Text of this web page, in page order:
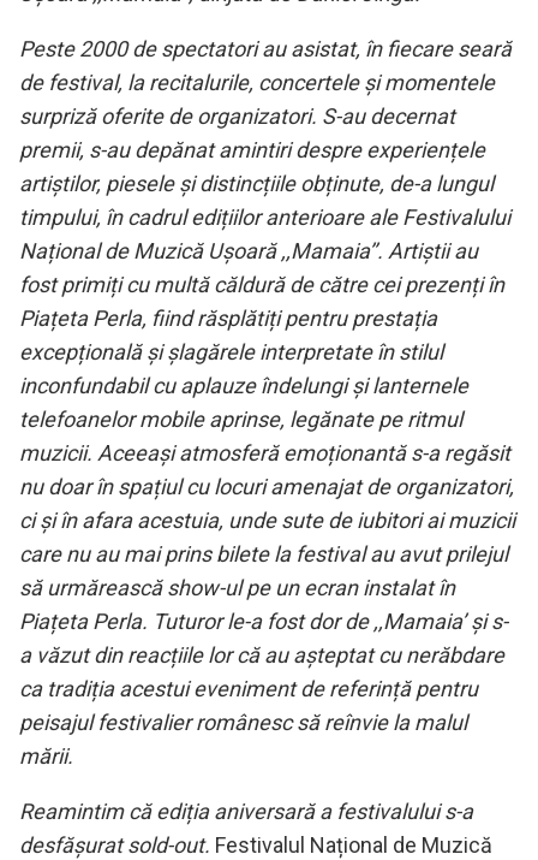
Peste 2000 de spectatori au asistat, în fiecare seară
de festival, la recitalurile, concertele și momentele
surpriză oferite de organizatori. S-au decernat
premii, s-au depănat amintiri despre experiențele
artiștilor, piesele și distincțiile obținute, de-a lungul
timpului, în cadrul edițiilor anterioare ale Festivalului
Național de Muzică Ușoară ,,Mamaia’’. Artiștii au
fost primiți cu multă căldură de către cei prezenți în
Piațeta Perla, fiind răsplătiți pentru prestația
excepțională și șlagărele interpretate în stilul
inconfundabil cu aplauze îndelungi și lanternele
telefoanelor mobile aprinse, legănate pe ritmul
muzicii. Aceeași atmosferă emoționantă s-a regăsit
nu doar în spațiul cu locuri amenajat de organizatori,
ci și în afara acestuia, unde sute de iubitori ai muzicii
care nu au mai prins bilete la festival au avut prilejul
să urmărească show-ul pe un ecran instalat în
Piațeta Perla. Tuturor le-a fost dor de ,,Mamaia’ și s-
a văzut din reacțiile lor că au așteptat cu nerăbdare
ca tradiția acestui eveniment de referință pentru
peisajul festivalier românesc să reînvie la malul
mării.
Reamintim că ediția aniversară a festivalului s-a
desfășurat sold-out. Festivalul Național de Muzică